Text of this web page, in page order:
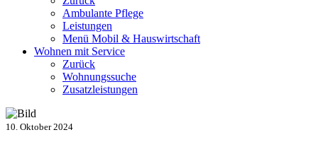
Ambulante Pflege
Leistungen
Menü Mobil & Hauswirtschaft
Wohnen mit Service
Zurück
Wohnungssuche
Zusatzleistungen
10. Oktober 2024